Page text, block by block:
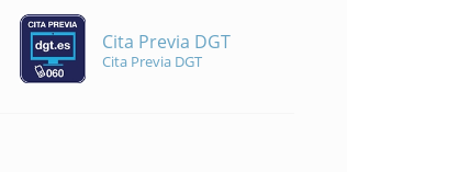
Cita Previa DGT
Cita Previa DGT